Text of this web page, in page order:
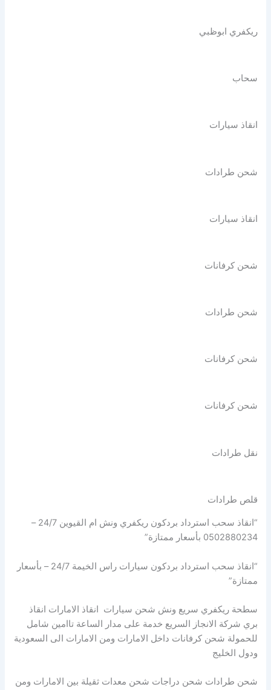
ريكفري ابوظبي
سحاب
انقاذ سيارات
شحن طرادات
انقاذ سيارات
شحن كرفانات
شحن طرادات
شحن كرفانات
شحن كرفانات
نقل طرادات
قلص طرادات
“انقاذ سحب استرداد بردكون ريكفري ونش ام القيوين 24/7 –
0502880234 بأسعار ممتازة”
“انقاذ سحب استرداد بردكون سيارات راس الخيمة 24/7 – بأسعار
ممتازة”
سطحة ريكفري سريع ونش شحن سيارات انقاذ الامارات انقاذ
بري شركة الانجاز السريع خدمة على مدار الساعة تاامين شامل
للحمولة شحن كرفانات داخل الامارات ومن الامارات الى السعودية
ودول الخليج
شحن طرادات شحن دراجات شحن معدات ثقيلة بين الامارات ومن